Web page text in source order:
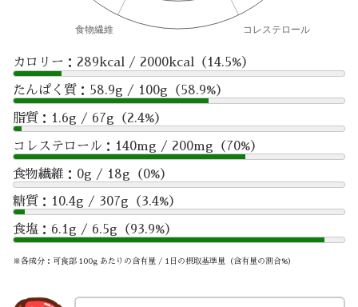
カロリー：289kcal / 2000kcal（14.5%）
たんぱく質：58.9g / 100g（58.9%）
脂質：1.6g / 67g（2.4%）
コレステロール：140mg / 200mg（70%）
食物繊維：0g / 18g（0%）
糖質：10.4g / 307g（3.4%）
食塩：6.1g / 6.5g（93.9%）
※各成分：可食部 100g あたりの含有量 / 1日の摂取基準量（含有量の割合%）